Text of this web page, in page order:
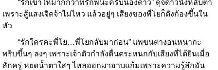
“รักเขาให้มากกว่าที่รักพี่นะครับน้องดาว” ดุจดาวนั่งหลับตา
เพราะสู้แสงเจิดจ้าไม่ไหว แล้วอยู่ๆ เสียงของพี่โยก็ดังก้องขึ้นใน
หัว
“รักใครคะพี่โย…พี่โยกลับมาก่อน” แพขนตางอนหนากะ
พริบขึ้นๆ ลงๆ เพราะเจ้าตัวกำลังตื่นตระหนกกับเสียงที่ได้ยินเมื่อ
สักครู่ หยดน้ำตาใสๆ ไหลออกมาอาบแก้มเพราะความรู้สึกอัน